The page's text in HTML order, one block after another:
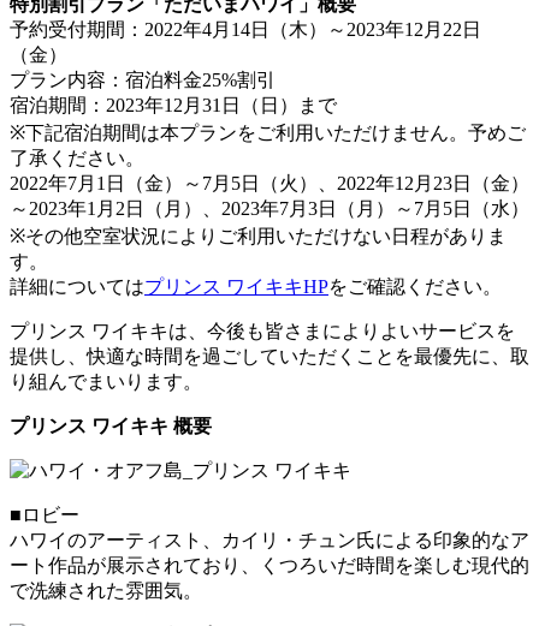
予約受付期間：2022年4月14日（木）～2023年12月22日
（金）
プラン内容：宿泊料金25%割引
宿泊期間：2023年12月31日（日）まで
※下記宿泊期間は本プランをご利用いただけません。予めご
了承ください。
2022年7月1日（金）～7月5日（火）、2022年12月23日（金）
～2023年1月2日（月）、2023年7月3日（月）～7月5日（水）
※その他空室状況によりご利用いただけない日程がありま
す。
詳細についてはプリンス ワイキキHPをご確認ください。
プリンス ワイキキは、今後も皆さまによりよいサービスを
提供し、快適な時間を過ごしていただくことを最優先に、取
り組んでまいります。
プリンス ワイキキ 概要
■ロビー
ハワイのアーティスト、カイリ・チュン氏による印象的なア
ート作品が展示されており、くつろいだ時間を楽しむ現代的
で洗練された雰囲気。